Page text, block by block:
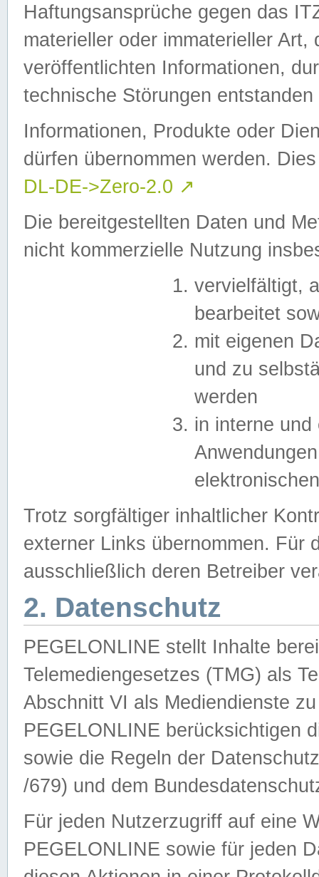
Haftungsansprüche gegen das
materieller oder immaterieller
veröffentlichten Informationen,
technische Störungen
Informationen, Produkte oder
dürfen übernommen werden.
DL-DE->Zero-2.0 ↗
Die bereitgestellten Daten und
nicht kommerzielle Nutzung
vervielfältigt,
bearbeitet
mit eigenen
und zu
werden
in interne
Trotz sorgfältiger inhaltlicher
externer Links übernommen. Für
ausschließlich deren Betreiber
2. Datenschutz
PEGELONLINE stellt Inhalte
Telemediengesetzes (TMG) als
Abschnitt VI als Mediendienste
PEGELONLINE berücksichtigen
sowie die Regeln der
/679) und dem
Für jeden Nutzerzugriff auf eine
PEGELONLINE sowie für jeden